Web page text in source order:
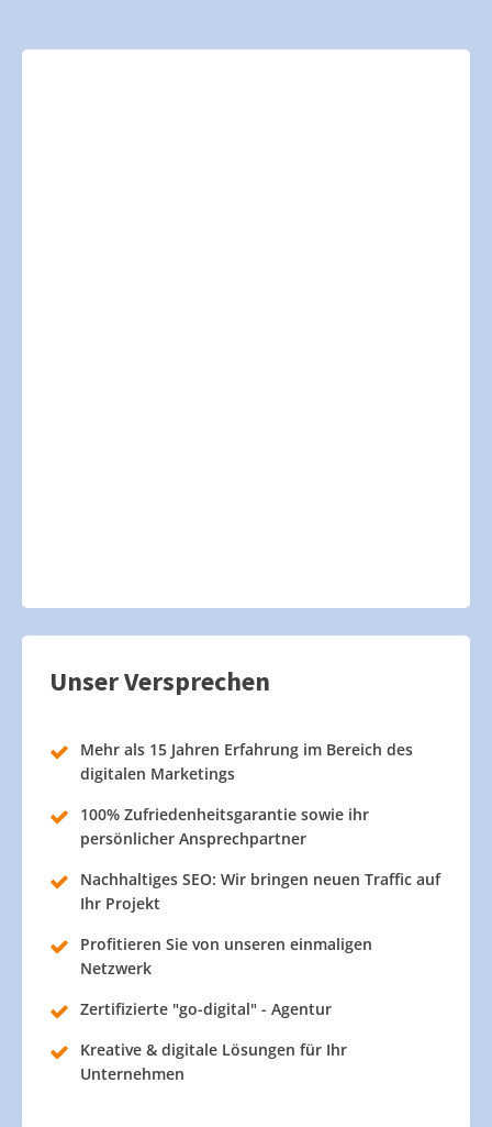
Unser Versprechen
Mehr als 15 Jahren Erfahrung im Bereich des
digitalen Marketings
100% Zufriedenheitsgarantie sowie ihr
persönlicher Ansprechpartner
Nachhaltiges SEO: Wir bringen neuen Traffic auf
Ihr Projekt
Profitieren Sie von unseren einmaligen
Netzwerk
Zertifizierte "go-digital" - Agentur
Kreative & digitale Lösungen für Ihr
Unternehmen